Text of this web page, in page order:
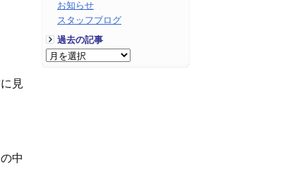
お知らせ
スタッフブログ
過去の記事
見
中